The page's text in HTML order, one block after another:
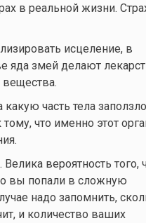
в реальной жизни.
исцеление, в
яда змей делают
часть тела заползло
что именно этот
вероятность того,
вы попали в сложную
надо запомнить,
и количество ваших